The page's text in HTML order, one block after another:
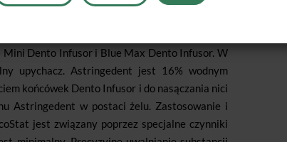
i płynu. Spray jest jednocześnie testem na
Dento Infusor wyraźnie podnosi skuteczność
Dento Infusor i Blue Max Dento Infusor. W
upychacz. Astringedent jest 16% wodnym
końcówek Dento Infusor i do nasączania nici
Astringedent w postaci żelu. Zastosowanie i
jest związany poprzez specjalne czynniki